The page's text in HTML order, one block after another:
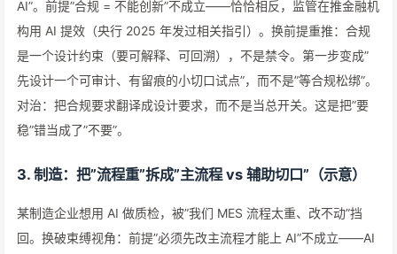
AI”。前提”合规 = 不能创新”不成立——恰恰相反，监管在推金融机
构用 AI 提效（央行 2025 年发过相关指引）。换前提重推：合规
是一个设计约束（要可解释、可回溯），不是禁令。第一步变成”
先设计一个可审计、有留痕的小切口试点”，而不是”等合规松绑”。
对治：把合规要求翻译成设计要求，而不是当总开关。这是把”要
稳”错当成了”不要”。
3. 制造：把”流程重”拆成”主流程 vs 辅助切口”（示意）
某制造企业想用 AI 做质检，被”我们 MES 流程太重、改不动”挡
回。换破束缚视角：前提”必须先改主流程才能上 AI”不成立——AI